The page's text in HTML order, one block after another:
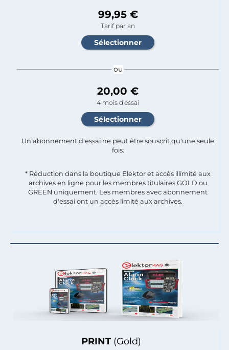
PRINT (Gold)
99,95 €
Tarif par an
ou
20,00 €
4 mois d'essai
Un abonnement d'essai ne peut être souscrit qu'une seule
fois.​
* Réduction dans la boutique Elektor et accès illimité aux
archives en ligne pour les membres titulaires GOLD ou
GREEN uniquement. Les membres avec abonnement
d'essai ont un accès limité aux archives.